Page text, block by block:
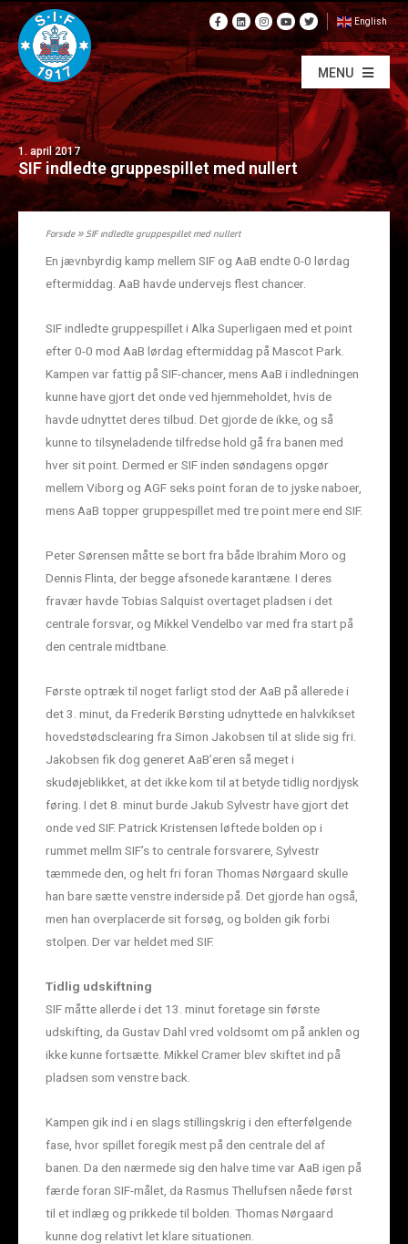
English
MENU
1. april 2017
SIF indledte gruppespillet med nullert
Forside»SIF indledte gruppespillet med nullert
En jævnbyrdig kamp mellem SIF og AaB endte 0-0 lørdag
eftermiddag. AaB havde undervejs flest chancer.
SIF indledte gruppespillet i Alka Superligaen med et point
efter 0-0 mod AaB lørdag eftermiddag på Mascot Park.
Kampen var fattig på SIF-chancer, mens AaB i indledningen
kunne have gjort det onde ved hjemmeholdet, hvis de
havde udnyttet deres tilbud. Det gjorde de ikke, og så
kunne to tilsyneladende tilfredse hold gå fra banen med
hver sit point. Dermed er SIF inden søndagens opgør
mellem Viborg og AGF seks point foran de to jyske naboer,
mens AaB topper gruppespillet med tre point mere end SIF.
Peter Sørensen måtte se bort fra både Ibrahim Moro og
Dennis Flinta, der begge afsonede karantæne. I deres
fravær havde Tobias Salquist overtaget pladsen i det
centrale forsvar, og Mikkel Vendelbo var med fra start på
den centrale midtbane.
Første optræk til noget farligt stod der AaB på allerede i
det 3. minut, da Frederik Børsting udnyttede en halvkikset
hovedstødsclearing fra Simon Jakobsen til at slide sig fri.
Jakobsen fik dog generet AaB’eren så meget i
skudøjeblikket, at det ikke kom til at betyde tidlig nordjysk
føring. I det 8. minut burde Jakub Sylvestr have gjort det
onde ved SIF. Patrick Kristensen løftede bolden op i
rummet mellm SIF’s to centrale forsvarere, Sylvestr
tæmmede den, og helt fri foran Thomas Nørgaard skulle
han bare sætte venstre inderside på. Det gjorde han også,
men han overplacerde sit forsøg, og bolden gik forbi
stolpen. Der var heldet med SIF.
Tidlig udskiftning
SIF måtte allerde i det 13. minut foretage sin første
udskifting, da Gustav Dahl vred voldsomt om på anklen og
ikke kunne fortsætte. Mikkel Cramer blev skiftet ind på
pladsen som venstre back.
Kampen gik ind i en slags stillingskrig i den efterfølgende
fase, hvor spillet foregik mest på den centrale del af
banen. Da den nærmede sig den halve time var AaB igen på
færde foran SIF-målet, da Rasmus Thellufsen nåede først
til et indlæg og prikkede til bolden. Thomas Nørgaard
kunne dog relativt let klare situationen.